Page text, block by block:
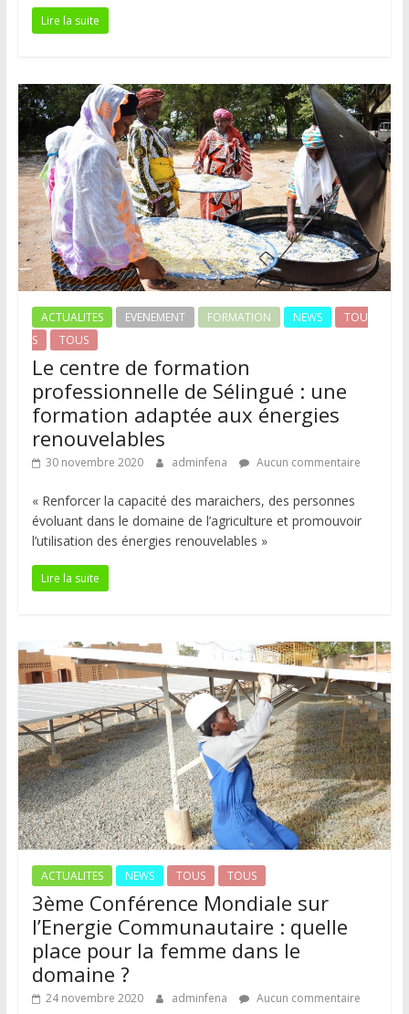
Lire la suite
ACTUALITES EVENEMENT FORMATION NEWS
TOU
S
TOUS
Le centre de formation
professionnelle de Sélingué : une
formation adaptée aux énergies
renouvelables
30 novembre 2020 adminfena Aucun commentaire
« Renforcer la capacité des maraichers, des personnes
évoluant dans le domaine de l’agriculture et promouvoir
l’utilisation des énergies renouvelables »
Lire la suite
ACTUALITES NEWS TOUS TOUS
3ème Conférence Mondiale sur
l’Energie Communautaire : quelle
place pour la femme dans le
domaine ?
24 novembre 2020 adminfena Aucun commentaire